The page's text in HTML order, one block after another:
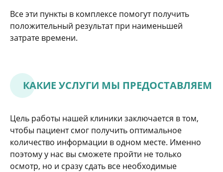
Все эти пункты в комплексе помогут получить
положительный результат при наименьшей
затрате времени.
КАКИЕ УСЛУГИ МЫ ПРЕДОСТАВЛЯЕМ
Цель работы нашей клиники заключается в том,
чтобы пациент смог получить оптимальное
количество информации в одном месте. Именно
поэтому у нас вы сможете пройти не только
осмотр, но и сразу сдать все необходимые